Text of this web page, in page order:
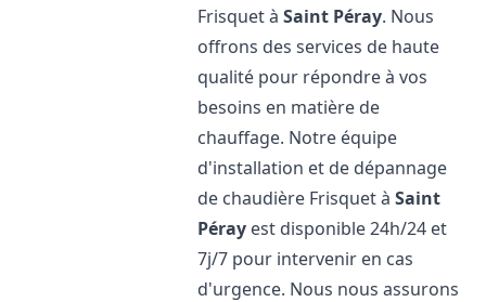
Frisquet àSaint Péray. Nous
offrons des services de haute
qualité pour répondre à vos
besoins en matière de
chauffage. Notre équipe
d'installation et de dépannage
de chaudière Frisquet àSaint
Péray est disponible 24h/24 et
7j/7 pour intervenir en cas
d'urgence. Nous nous assurons